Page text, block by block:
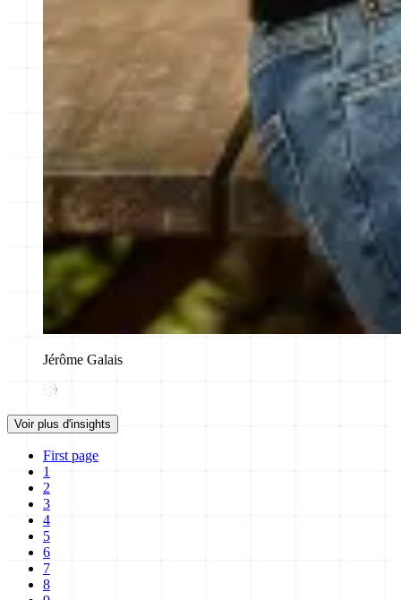
Jérôme Galais
Voir plus d'insights
First page
1
2
3
4
5
6
7
8